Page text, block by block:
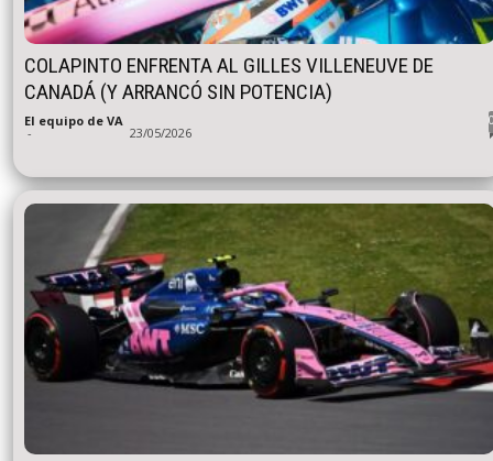
COLAPINTO ENFRENTA AL GILLES VILLENEUVE DE
CANADÁ (Y ARRANCÓ SIN POTENCIA)
El equipo de VA
- 23/05/2026